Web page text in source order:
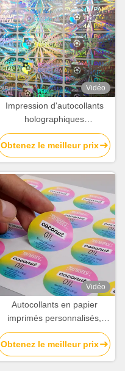
Vidéo
Impression d'autocollants
holographiques
personnalisés, étiquettes
holographiques 3D avec
design non transférable
Obtenez le meilleur prix
Vidéo
Autocollants en papier
imprimés personnalisés,
étiquettes adhésives
écologiques et
économiques, autocollants
Obtenez le meilleur prix